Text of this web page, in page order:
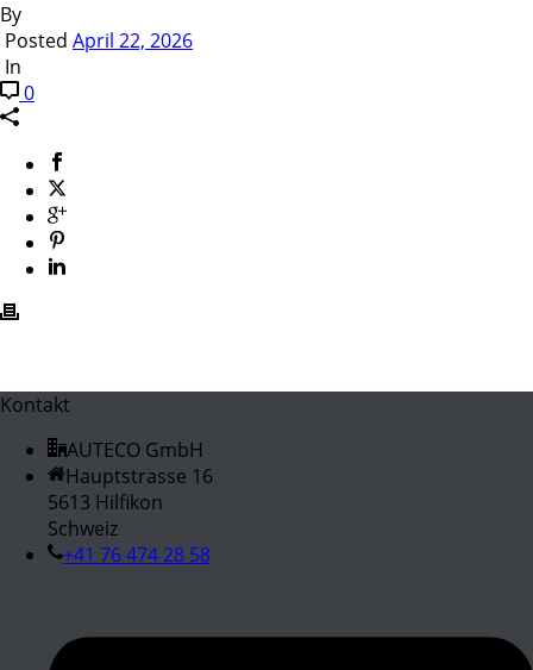
By
Posted April 22, 2026
In
0
Kontakt
AUTECO GmbH
Hauptstrasse 16
5613 Hilfikon
Schweiz
+41 76 474 28 58